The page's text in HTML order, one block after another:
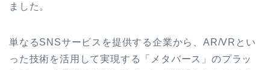
ました。
単なるSNSサービスを提供する企業から、AR/VRとい
った技術を活用して実現する「メタバース」のプラッ